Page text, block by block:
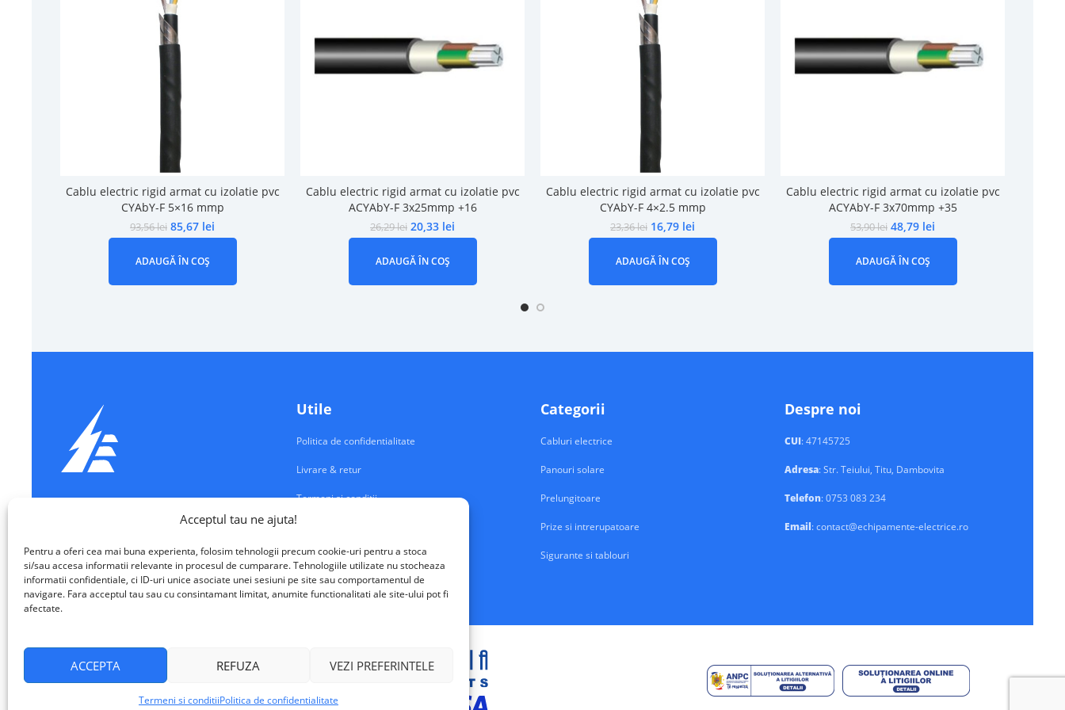
Acceptul tau ne ajuta!
Pentru a oferi cea mai buna experienta, folosim tehnologii precum cookie-uri pentru a stoca
si/sau accesa informatii relevante in procesul de cumparare. Tehnologiile utilizate nu stocheaza
informatii confidentiale, ci ID-uri unice asociate unei sesiuni pe site sau comportamentul de
navigare. Fara acceptul tau sau cu consintamant limitat, anumite functionalitati ale site-ului pot fi
afectate.
ACCEPTA REFUZA VEZI PREFERINTELE
Termeni si conditiiPolitica de confidentialitate
Cablu electric rigid armat cu izolatie pvc
CYAbY-F 5×16 mmp
93,56lei 85,67 lei
ADAUGĂ ÎN COȘ
Cablu electric rigid armat cu izolatie pvc
ACYAbY-F 3x25mmp +16
26,29lei 20,33 lei
ADAUGĂ ÎN COȘ
Cablu electric rigid armat cu izolatie pvc
CYAbY-F 4×2.5 mmp
23,36lei 16,79 lei
ADAUGĂ ÎN COȘ
Cablu electric rigid armat cu izolatie pvc
ACYAbY-F 3x70mmp +35
53,90lei 48,79 lei
ADAUGĂ ÎN COȘ
Echipamente Electrice
Utile
Politica de confidentialitate
Livrare & retur
Termeni si conditii
Contul meu
Contact
Categorii
Cabluri electrice
Panouri solare
Prelungitoare
Prize si intrerupatoare
Sigurante si tablouri
Despre noi
CUI: 47145725
Adresa: Str. Teiului, Titu, Dambovita
Telefon: 0753 083 234
Email: contact@echipamente-electrice.ro
VALM Electrical Solutions © 2026